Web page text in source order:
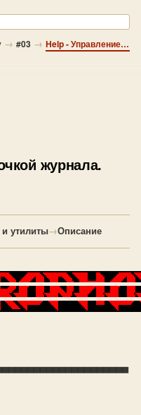
→ #03 → Help - Управление оболочкой журнала.
журнала.
утилиты→Описание